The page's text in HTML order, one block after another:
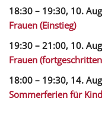
18:30 – 19:30, 10.
Frauen (Einstieg)
19:30 – 21:00, 10.
Frauen
18:00 – 19:30, 14.
Sommerferien für